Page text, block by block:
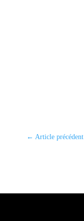
← Article précédent